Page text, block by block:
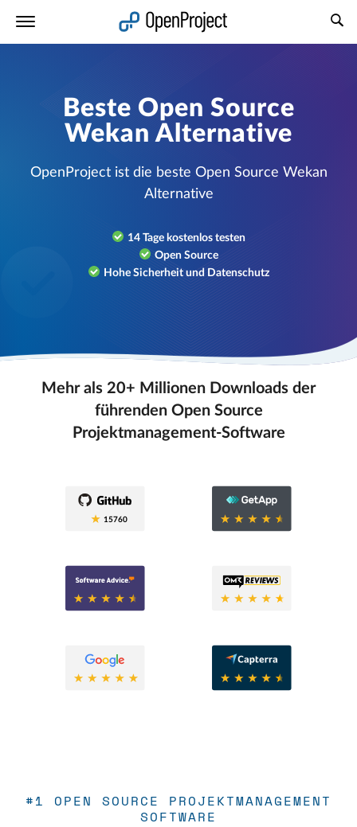
Beste Open Source
Wekan Alternative
OpenProject ist die beste Open Source Wekan
Alternative
14 Tage kostenlos testen
Open Source
Hohe Sicherheit und Datenschutz
Mehr als 20+ Millionen Downloads der
führenden Open Source
Projektmanagement-Software
15760
#1 OPEN SOURCE PROJEKTMANAGEMENT
SOFTWARE
Link in neuem Tab öffnen